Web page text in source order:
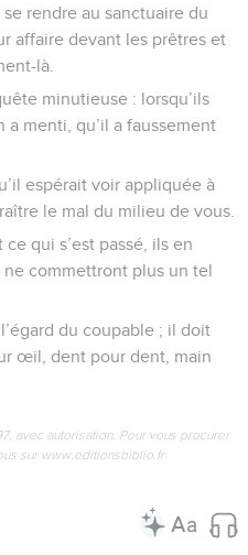
rendre au sanctuaire du
affaire devant les prêtres et
là.
minutieuse : lorsqu’ils
menti, qu’il a faussement
espérait voir appliquée à
le mal du milieu de vous.
qui s’est passé, ils en
commettront plus un tel
du coupable ; il doit
œil, dent pour dent, main
avec autorisation. Pour vous procurer
sur www.editionsbiblio.fr